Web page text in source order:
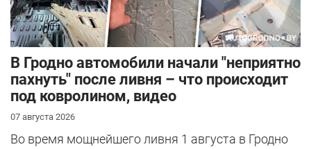
В Гродно автомобили начали "неприятно
пахнуть" после ливня – что происходит
под ковролином, видео
07 августа 2026
Во время мощнейшего ливня 1 августа в Гродно